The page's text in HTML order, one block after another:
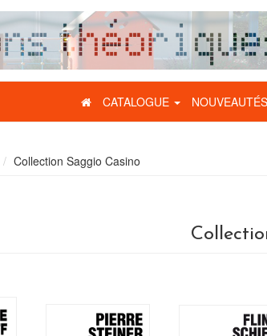
CATALOGUE NOUVEAUTÉS
Collection Saggio Casino